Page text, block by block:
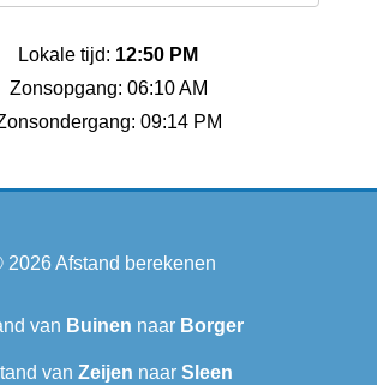
Lokale tijd: 12:50 PM
Zonsopgang: 06:10 AM
09:14 PM
2026Afstand berekenen
van Buinen naar Borger
van Zeijen naar Sleen